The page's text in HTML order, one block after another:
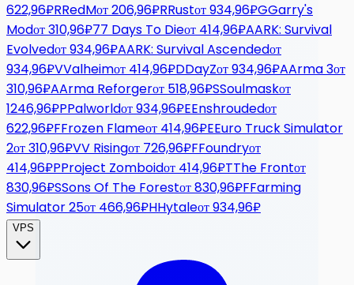
622,96₽RRedMот206,96₽RRustот934,96₽GGarry's
Modот310,96₽77 Days To Dieот 414,96₽AARK: Survival
Evolvedот934,96₽AARK: Survival Ascendedот
934,96₽VValheimот 414,96₽DDayZот934,96₽AArma 3от
310,96₽AArma Reforgerот 518,96₽SSoulmaskот
1246,96₽PPalworldот934,96₽EEnshroudedот
622,96₽FFrozen Flameот 414,96₽EEuro Truck Simulator
2от310,96₽VV Risingот 726,96₽FFoundryот
414,96₽PProject Zomboidот 414,96₽TThe Frontот
830,96₽SSons Of The Forestот830,96₽FFarming
Simulator 25от 466,96₽HHytaleот934,96₽
VPS